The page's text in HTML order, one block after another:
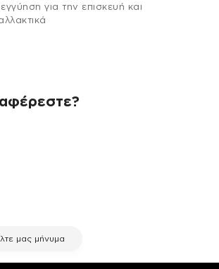
για την επισκευή και
μας μήνυμα